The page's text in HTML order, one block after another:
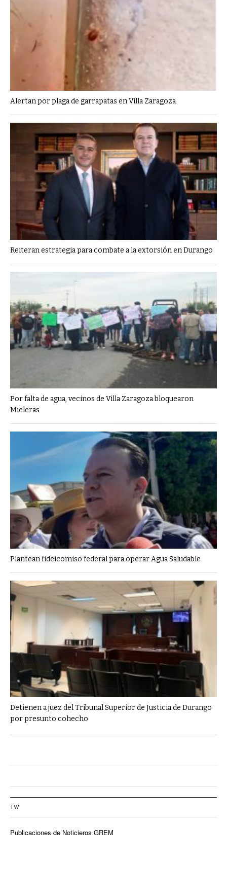
Alertan por plaga de garrapatas en Villa Zaragoza
Reiteran estrategia para combate a la extorsión en Durango
Por falta de agua, vecinos de Villa Zaragoza bloquearon
Mieleras
Plantean fideicomiso federal para operar Agua Saludable
Detienen a juez del Tribunal Superior de Justicia de Durango
por presunto cohecho
TW
Publicaciones de Noticieros GREM